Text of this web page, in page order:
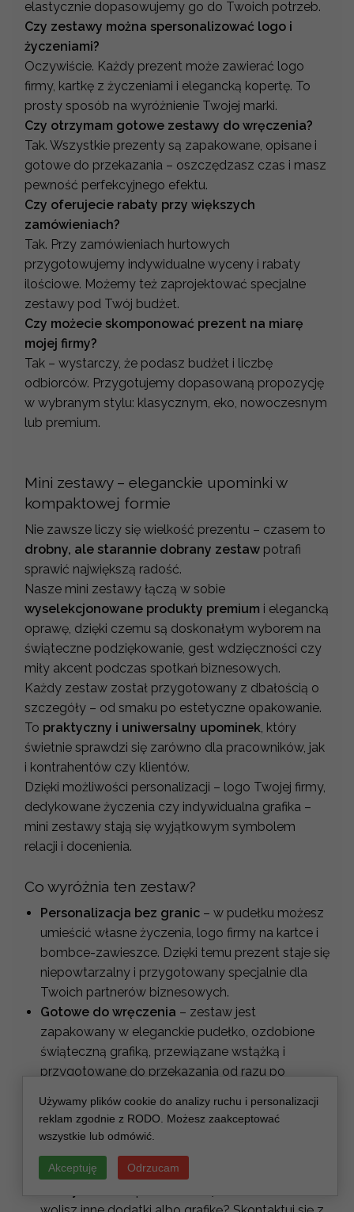
elastycznie dopasowujemy go do Twoich potrzeb.
Czy zestawy można spersonalizować logo i
życzeniami?
Oczywiście. Każdy prezent może zawierać logo
firmy, kartkę z życzeniami i elegancką kopertę. To
prosty sposób na wyróżnienie Twojej marki.
Czy otrzymam gotowe zestawy do wręczenia?
Tak. Wszystkie prezenty są zapakowane, opisane i
gotowe do przekazania – oszczędzasz czas i masz
pewność perfekcyjnego efektu.
Czy oferujecie rabaty przy większych
zamówieniach?
Tak. Przy zamówieniach hurtowych
przygotowujemy indywidualne wyceny i rabaty
ilościowe. Możemy też zaprojektować specjalne
zestawy pod Twój budżet.
Czy możecie skomponować prezent na miarę
mojej firmy?
Tak – wystarczy, że podasz budżet i liczbę
odbiorców. Przygotujemy dopasowaną propozycję
w wybranym stylu: klasycznym, eko, nowoczesnym
lub premium.
Mini zestawy – eleganckie upominki w
kompaktowej formie
Nie zawsze liczy się wielkość prezentu – czasem to
drobny, ale starannie dobrany zestaw potrafi
sprawić największą radość.
Nasze mini zestawy łączą w sobie
wyselekcjonowane produkty premium i elegancką
oprawę, dzięki czemu są doskonałym wyborem na
świąteczne podziękowanie, gest wdzięczności czy
miły akcent podczas spotkań biznesowych.
Każdy zestaw został przygotowany z dbałością o
szczegóły – od smaku po estetyczne opakowanie.
To praktyczny i uniwersalny upominek, który
świetnie sprawdzi się zarówno dla pracowników, jak
i kontrahentów czy klientów.
Dzięki możliwości personalizacji – logo Twojej firmy,
dedykowane życzenia czy indywidualna grafika –
mini zestawy stają się wyjątkowym symbolem
relacji i docenienia.
Co wyróżnia ten zestaw?
Personalizacja bez granic – w pudełku możesz
umieścić własne życzenia, logo firmy na kartce i
bombce-zawieszce. Dzięki temu prezent staje się
niepowtarzalny i przygotowany specjalnie dla
Twoich partnerów biznesowych.
Gotowe do wręczenia – zestaw jest
zapakowany w eleganckie pudełko, ozdobione
świąteczną grafiką, przewiązane wstążką i
przygotowane do przekazania od razu po
Produkty premium – w środku znajdziesz
starannie wyselekcjonowane słodycze, kawę
jakość i wyjątkowy smak.
Używamy plików cookie do analizy ruchu i personalizacji
reklam zgodnie z RODO. Możesz zaakceptować
wszystkie lub odmówić.
Akceptuję Odrzucam